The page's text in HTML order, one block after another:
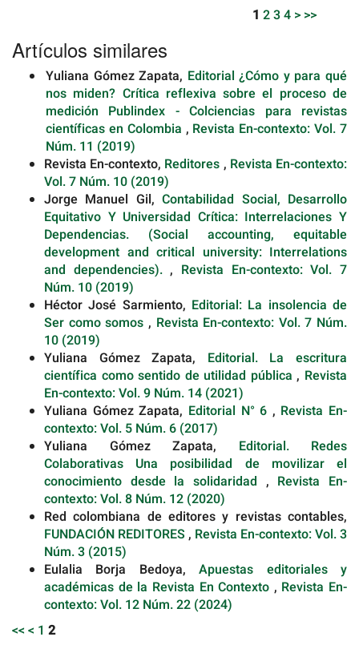
1 234 > >>
Artículos similares
Yuliana Gómez Zapata, Editorial ¿Cómo y para qué
nos miden? Crítica reflexiva sobre el proceso de
medición Publindex - Colciencias para revistas
científicas en Colombia , Revista En-contexto: Vol. 7
Núm. 11 (2019)
Revista En-contexto, Reditores , Revista En-contexto:
Vol. 7 Núm. 10 (2019)
Jorge Manuel Gil,Contabilidad Social, Desarrollo
Equitativo Y Universidad Crítica: Interrelaciones Y
Dependencias. (Social accounting, equitable
development and critical university: Interrelations
and dependencies)., Revista En-contexto: Vol. 7
Núm. 10 (2019)
Héctor José Sarmiento, Editorial: La insolencia de
Ser como somos , Revista En-contexto: Vol. 7 Núm.
10 (2019)
Yuliana Gómez Zapata, Editorial. La escritura
científica como sentido de utilidad pública, Revista
En-contexto: Vol. 9 Núm. 14 (2021)
Yuliana Gómez Zapata, Editorial N° 6 , Revista En-
contexto: Vol. 5 Núm. 6 (2017)
Yuliana Gómez Zapata, Editorial. Redes
Colaborativas Una posibilidad de movilizar el
conocimiento desde la solidaridad , Revista En-
contexto: Vol. 8 Núm. 12 (2020)
Red colombiana de editores y revistas contables,
FUNDACIÓN REDITORES , Revista En-contexto: Vol. 3
Núm. 3 (2015)
Eulalia Borja Bedoya,Apuestas editoriales y
académicas de la Revista En Contexto , Revista En-
contexto: Vol. 12 Núm. 22 (2024)
<< < 1 2